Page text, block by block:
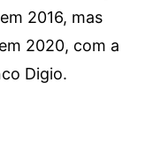
2016, mas
2020, com a
Digio.